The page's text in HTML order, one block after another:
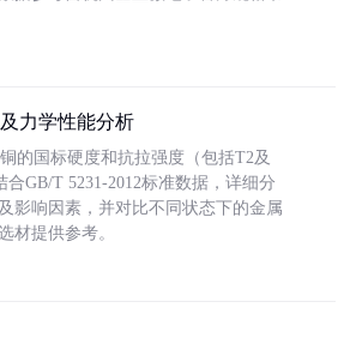
力学性能分析
的国标硬度和抗拉强度（包括T2及
合GB/T 5231-2012标准数据，详细分
影响因素，并对比不同状态下的金属
材提供参考。